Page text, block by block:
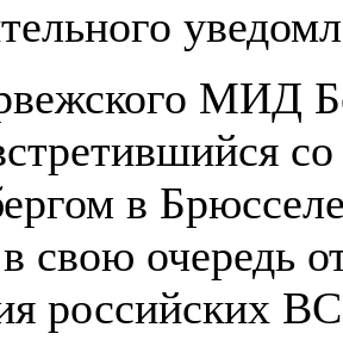
МИД
со
в
свою очередь
российских